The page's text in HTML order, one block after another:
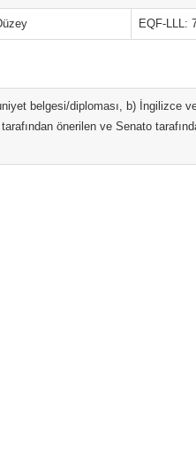
EQF-LLL:
belgesi/diploması, b) İngilizce
önerilen ve Senato